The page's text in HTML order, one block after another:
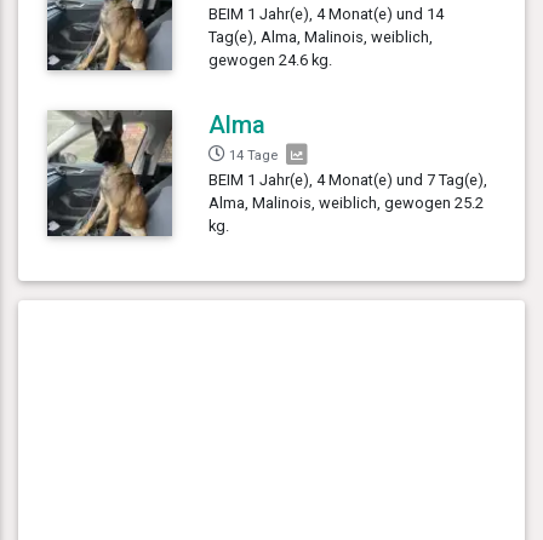
BEIM 1 Jahr(e), 4 Monat(e) und 14
Tag(e), Alma, Malinois, weiblich,
gewogen 24.6 kg.
Alma
14 Tage
BEIM 1 Jahr(e), 4 Monat(e) und 7 Tag(e),
Alma, Malinois, weiblich, gewogen 25.2
kg.